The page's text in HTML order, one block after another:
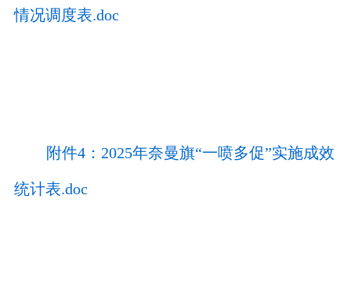
情况调度表.doc
附件4：2025年奈曼旗“一喷多促”实施成效
统计表.doc